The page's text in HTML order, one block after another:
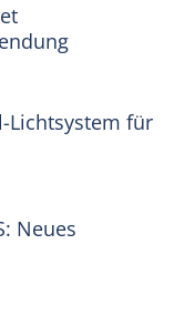
Lichtsystem für
Neues